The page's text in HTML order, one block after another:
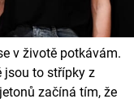
v životě potkávám.
jsou to střípky z
začíná tím, že